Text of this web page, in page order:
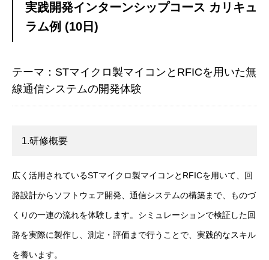
実践開発インターンシップコース カリキュ
ラム例 (10日)
テーマ：STマイクロ製マイコンとRFICを用いた無
線通信システムの開発体験
1.研修概要
広く活用されているSTマイクロ製マイコンとRFICを用いて、回
路設計からソフトウェア開発、通信システムの構築まで、ものづ
くりの一連の流れを体験します。シミュレーションで検証した回
路を実際に製作し、測定・評価まで行うことで、実践的なスキル
を養います。